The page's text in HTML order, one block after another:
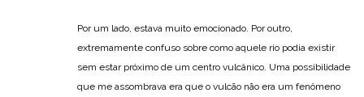
Por um lado, estava muito emocionado. Por outro,
extremamente confuso sobre como aquele rio podia existir
sem estar próximo de um centro vulcânico. Uma possibilidade
que me assombrava era que o vulcão não era um fenômeno